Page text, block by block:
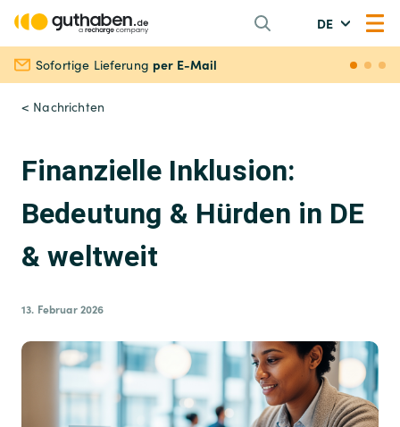
DE
Sofortige Lieferung per E-Mail
< Nachrichten
Finanzielle Inklusion:
Bedeutung & Hürden in DE
& weltweit
13. Februar 2026